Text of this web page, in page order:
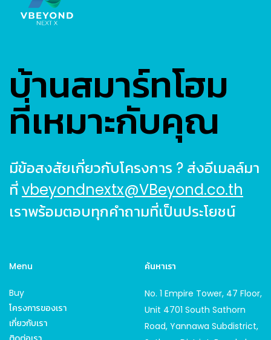
บ้านสมาร์ทโฮม
ที่เหมาะกับคุณ
มีข้อสงสัยเกี่ยวกับโครงการ ? ส่งอีเมลล์มา
ที่vbeyondnextx@VBeyond.co.th
เราพร้อมตอบทุกคำถามที่เป็นประโยชน์
Menu
Buy
โครงการของเรา
เกี่ยวกับเรา
ค้นหาเรา
No. 1 Empire Tower, 47 Floor,
Unit 4701 South Sathorn
Road, Yannawa Subdistrict,